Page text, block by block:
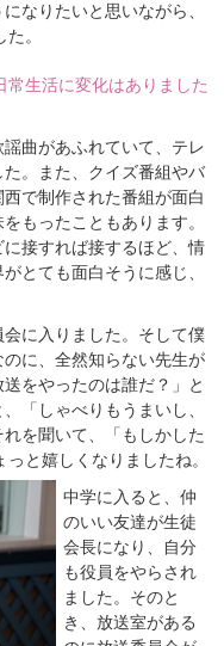
なりたいと思いながら、
。
生活に変化はありました
曲があふれていて、テレ
。また、クイズ番組やバ
で制作された番組が面白
もったこともあります。
接すれば接するほど、情
とても面白そうに感じ、
に入りました。そして僕
に、全然知らない先生が
をやったのは誰だ？」と
「しゃべりもうまいし、
を聞いて、「もしかした
と嬉しくなりましたね。
中学に入ると、仲
のいい友達が生徒
会長になり、自分
も役員をやらされ
ました。そのと
き、放送室がある